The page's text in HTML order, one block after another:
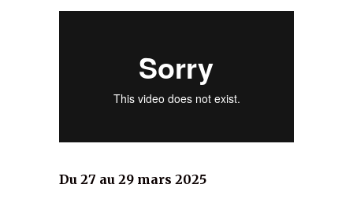
Du 27 au 29 mars 2025